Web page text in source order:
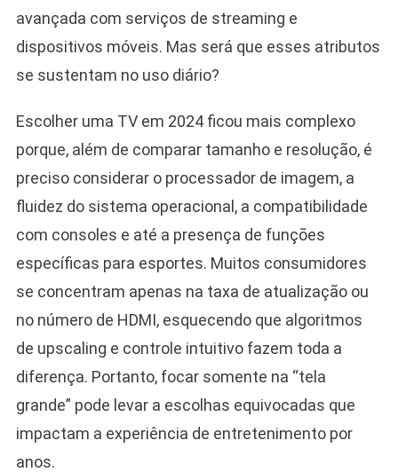
avançada com serviços de streaming e
dispositivos móveis. Mas será que esses atributos
se sustentam no uso diário?
Escolher uma TV em 2024 ficou mais complexo
porque, além de comparar tamanho e resolução, é
preciso considerar o processador de imagem, a
fluidez do sistema operacional, a compatibilidade
com consoles e até a presença de funções
específicas para esportes. Muitos consumidores
se concentram apenas na taxa de atualização ou
no número de HDMI, esquecendo que algoritmos
de upscaling e controle intuitivo fazem toda a
diferença. Portanto, focar somente na “tela
grande” pode levar a escolhas equivocadas que
impactam a experiência de entretenimento por
anos.